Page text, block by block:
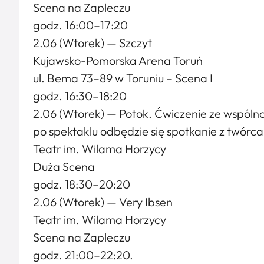
Scena na Zapleczu
godz. 16:00–17:20
2.06 (Wtorek) — Szczyt
Kujawsko-Pomorska Arena Toruń
ul. Bema 73–89 w Toruniu – Scena I
godz. 16:30–18:20
2.06 (Wtorek) — Potok. Ćwiczenie ze
po spektaklu odbędzie się spotkanie z
Teatr im. Wilama Horzycy
Duża Scena
godz. 18:30–20:20
2.06 (Wtorek) — Very Ibsen
Teatr im. Wilama Horzycy
Scena na Zapleczu
godz. 21:00–22:20.